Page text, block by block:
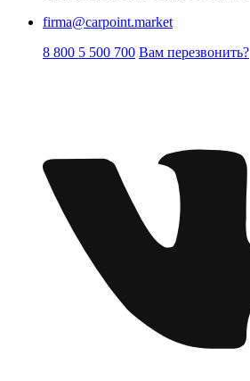
firma@carpoint.market
8 800 5 500 700 Вам перезвонить?